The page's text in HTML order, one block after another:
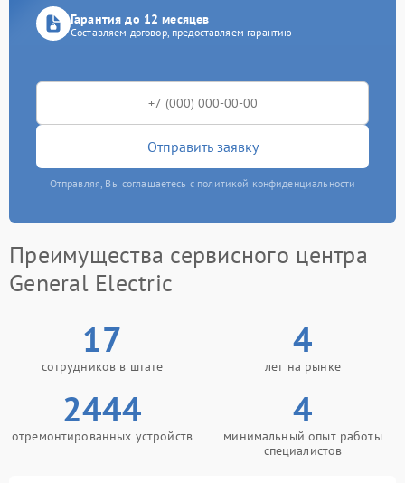
Гарантия до 12 месяцев
Составляем договор, предоставляем гарантию
Отправить заявку
Отправляя, Вы соглашаетесь с политикой конфиденциальности
Преимущества сервисного центра
General Electric
17
сотрудников в штате
4
лет на рынке
2444
отремонтированных устройств
4
минимальный опыт работы
специалистов